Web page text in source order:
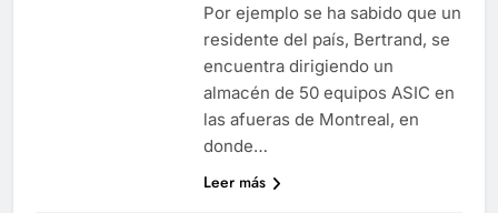
Por ejemplo se ha sabido que un
residente del país, Bertrand, se
encuentra dirigiendo un
almacén de 50 equipos ASIC en
las afueras de Montreal, en
donde…
Leer más